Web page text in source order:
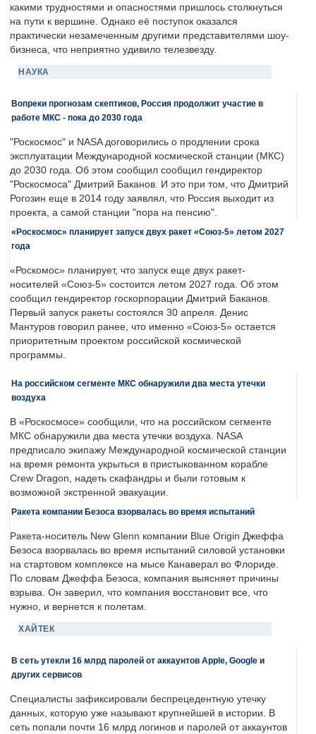
какими трудностями и опасностями пришлось столкнуться
на пути к вершине. Однако её поступок оказался
практически незамеченным другими представителями шоу-
бизнеса, что неприятно удивило телезвезду.
НАУКА
Вопреки прогнозам скептиков, Россия продолжит участие в
работе МКС - пока до 2030 года
"Роскосмос" и NASA договорились о продлении срока
эксплуатации Международной космической станции (МКС)
до 2030 года. Об этом сообщил сообщил гендиректор
"Роскосмоса" Дмитрий Баканов. И это при том, что Дмитрий
Рогозин еще в 2014 году заявлял, что Россия выходит из
проекта, а самой станции "пора на пенсию".
«Роскосмос» планирует запуск двух ракет «Союз-5» летом 2027
года
«Роскомос» планирует, что запуск еще двух ракет-
носителей «Союз-5» состоится летом 2027 года. Об этом
сообщил гендиректор госкорпорации Дмитрий Баканов.
Первый запуск ракеты состоялся 30 апреля. Денис
Мантуров говорил ранее, что именно «Союз-5» остается
приоритетным проектом российской космической
программы.
На российском сегменте МКС обнаружили два места утечки
воздуха
В «Роскосмосе» сообщили, что на российском сегменте
МКС обнаружили два места утечки воздуха. NASA
предписало экипажу Международной космической станции
на время ремонта укрыться в пристыкованном корабле
Crew Dragon, надеть скафандры и были готовым к
возможной экстренной эвакуации.
Ракета компании Безоса взорвалась во время испытаний
Ракета-носитель New Glenn компании Blue Origin Джеффа
Безоса взорвалась во время испытаний силовой установки
на стартовом комплексе на мысе Канаверал во Флориде.
По словам Джеффа Безоса, компания выясняет причины
взрыва. Он заверил, что компания восстановит все, что
нужно, и вернется к полетам.
ХАЙТЕК
В сеть утекли 16 млрд паролей от аккаунтов Apple, Google и
других сервисов
Специалисты зафиксировали беспрецедентную утечку
данных, которую уже называют крупнейшей в истории. В
сеть попали почти 16 млрд логинов и паролей от аккаунтов